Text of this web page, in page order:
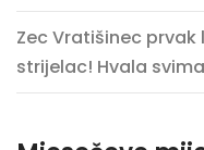
Zec Vratišinec
strijelac! Hvala svima